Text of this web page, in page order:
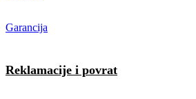
Garancija
Reklamacije i povrat